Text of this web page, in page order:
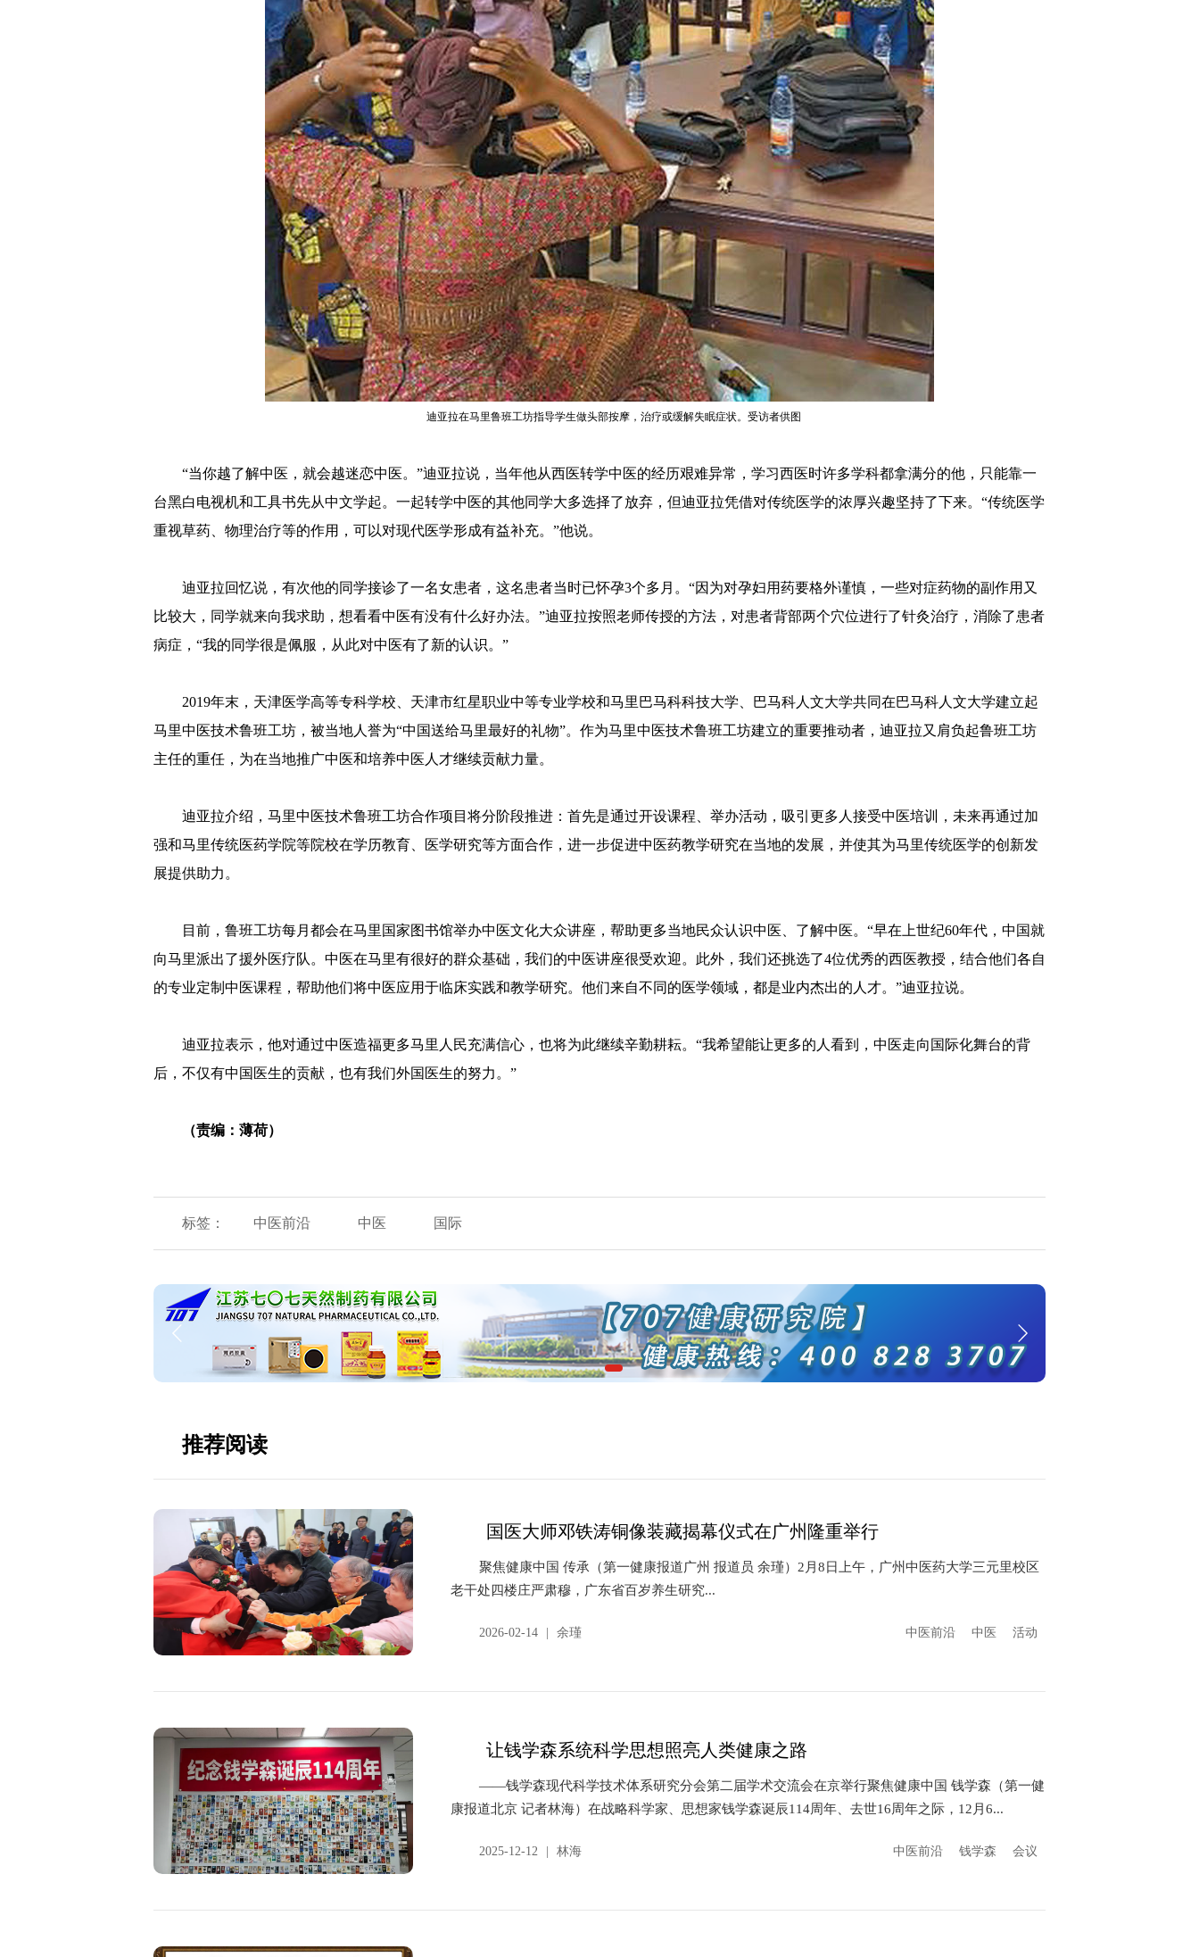
迪亚拉在马里鲁班工坊指导学生做头部按摩，治疗或缓解失眠症状。受访者供图
“当你越了解中医，就会越迷恋中医。”迪亚拉说，当年他从西医转学中医的经历艰难异常，学习西医时许多学科都拿满分的他，只能靠一
台黑白电视机和工具书先从中文学起。一起转学中医的其他同学大多选择了放弃，但迪亚拉凭借对传统医学的浓厚兴趣坚持了下来。“传统医学
重视草药、物理治疗等的作用，可以对现代医学形成有益补充。”他说。
迪亚拉回忆说，有次他的同学接诊了一名女患者，这名患者当时已怀孕3个多月。“因为对孕妇用药要格外谨慎，一些对症药物的副作用又
比较大，同学就来向我求助，想看看中医有没有什么好办法。”迪亚拉按照老师传授的方法，对患者背部两个穴位进行了针灸治疗，消除了患者
病症，“我的同学很是佩服，从此对中医有了新的认识。”
2019年末，天津医学高等专科学校、天津市红星职业中等专业学校和马里巴马科科技大学、巴马科人文大学共同在巴马科人文大学建立起
马里中医技术鲁班工坊，被当地人誉为“中国送给马里最好的礼物”。作为马里中医技术鲁班工坊建立的重要推动者，迪亚拉又肩负起鲁班工坊
主任的重任，为在当地推广中医和培养中医人才继续贡献力量。
迪亚拉介绍，马里中医技术鲁班工坊合作项目将分阶段推进：首先是通过开设课程、举办活动，吸引更多人接受中医培训，未来再通过加
强和马里传统医药学院等院校在学历教育、医学研究等方面合作，进一步促进中医药教学研究在当地的发展，并使其为马里传统医学的创新发
展提供助力。
目前，鲁班工坊每月都会在马里国家图书馆举办中医文化大众讲座，帮助更多当地民众认识中医、了解中医。“早在上世纪60年代，中国就
向马里派出了援外医疗队。中医在马里有很好的群众基础，我们的中医讲座很受欢迎。此外，我们还挑选了4位优秀的西医教授，结合他们各自
的专业定制中医课程，帮助他们将中医应用于临床实践和教学研究。他们来自不同的医学领域，都是业内杰出的人才。”迪亚拉说。
迪亚拉表示，他对通过中医造福更多马里人民充满信心，也将为此继续辛勤耕耘。“我希望能让更多的人看到，中医走向国际化舞台的背
后，不仅有中国医生的贡献，也有我们外国医生的努力。”
（责编：薄荷）
标签： 中医前沿 中医 国际
推荐阅读
国医大师邓铁涛铜像装藏揭幕仪式在广州隆重举行
聚焦健康中国 传承（第一健康报道广州 报道员 余瑾）2月8日上午，广州中医药大学三元里校区
老干处四楼庄严肃穆，广东省百岁养生研究...
2026-02-14 余瑾 中医前沿 中医 活动
让钱学森系统科学思想照亮人类健康之路
——钱学森现代科学技术体系研究分会第二届学术交流会在京举行聚焦健康中国 钱学森（第一健
康报道北京 记者林海）在战略科学家、思想家钱学森诞辰114周年、去世16周年之际，12月6...
2025-12-12 林海 中医前沿 钱学森 会议